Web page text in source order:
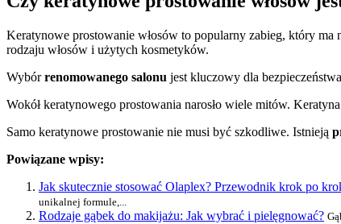
Keratynowe prostowanie włosów to popularny zabieg, który ma
rodzaju włosów i użytych kosmetyków.
Wybórrenomowanego salonu jest kluczowy dla
Wokół keratynowego prostowania narosło wiele mitów.
Samo keratynowe prostowanie nie musi być szkodliwe. Istnieją
Powiązane wpisy:
Jak skutecznie stosować Olaplex? Przewodnik krok po
unikalnej formule,...
Rodzaje gąbek do makijażu: Jak wybrać i pielęgnować?